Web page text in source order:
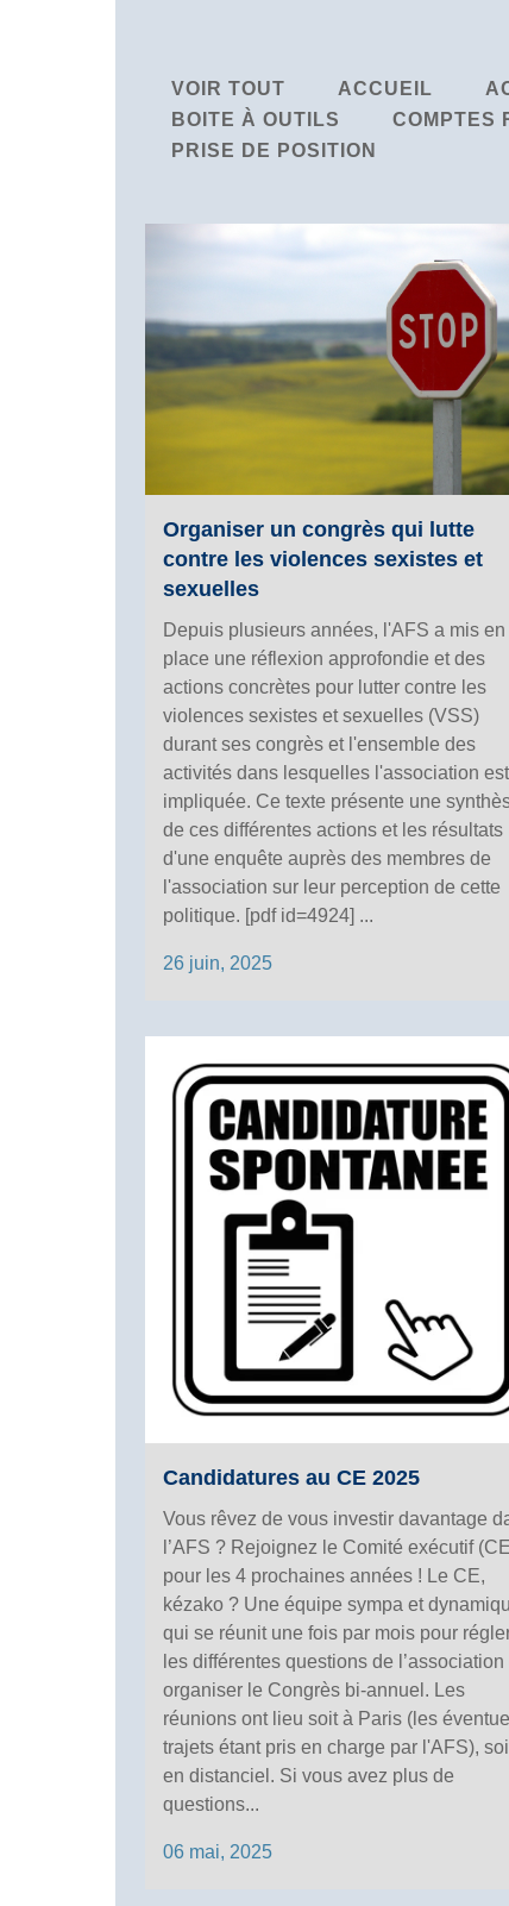
VOIR TOUT ACCUEIL
BOITE À OUTILS
COMPTES
PRISE DE POSITION
Organiser un congrès qui lutte
contre les violences sexistes et
sexuelles
Depuis plusieurs années, l'AFS a mis en
place une réflexion approfondie et des
actions concrètes pour lutter contre les
violences sexistes et sexuelles (VSS)
durant ses congrès et l'ensemble des
activités dans lesquelles l'association est
impliquée. Ce texte présente une
de ces différentes actions et les résultats
d'une enquête auprès des membres de
l'association sur leur perception de cette
politique. [pdf id=4924] ...
26 juin, 2025
Candidatures au CE 2025
Vous rêvez de vous investir davantage
l’AFS ? Rejoignez le Comité exécutif
pour les 4 prochaines années ! Le CE,
kézako ? Une équipe sympa et
qui se réunit une fois par mois pour
les différentes questions de l’association
organiser le Congrès bi-annuel. Les
réunions ont lieu soit à Paris (les
trajets étant pris en charge par l'AFS),
en distanciel. Si vous avez plus de
questions...
06 mai, 2025